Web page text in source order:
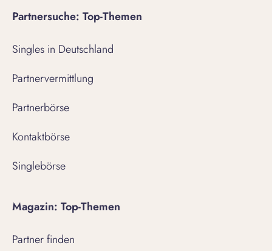
Partnersuche: Top-Themen
Singles in Deutschland
Partnervermittlung
Partnerbörse
Kontaktbörse
Singlebörse
Magazin: Top-Themen
Partner finden